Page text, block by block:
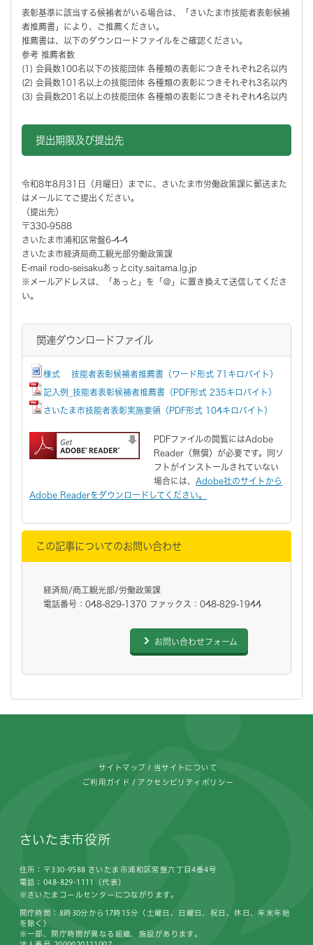
表彰基準に該当する候補者がいる場合は、「さいたま市技能者表彰候補
者推薦書」により、ご推薦ください。
推薦書は、以下のダウンロードファイルをご確認ください。
参考 推薦者数
(1) 会員数100名以下の技能団体 各種類の表彰につきそれぞれ2名以内
(2) 会員数101名以上の技能団体 各種類の表彰につきそれぞれ3名以内
(3) 会員数201名以上の技能団体 各種類の表彰につきそれぞれ4名以内
提出期限及び提出先
令和8年8月31日（月曜日）までに、さいたま市労働政策課に郵送また
はメールにてご提出ください。
（提出先）
〒330-9588
さいたま市浦和区常盤6-4-4
さいたま市経済局商工観光部労働政策課
E-mail rodo-seisakuあっとcity.saitama.lg.jp
※メールアドレスは、「あっと」を「＠」に置き換えて送信してくださ
い。
関連ダウンロードファイル
様式 技能者表彰候補者推薦書（ワード形式 71キロバイト）
記入例_技能者表彰候補者推薦書（PDF形式 235キロバイト）
さいたま市技能者表彰実施要領（PDF形式 104キロバイト）
PDFファイルの閲覧にはAdobe
Reader（無償）が必要です。同ソ
フトがインストールされていない
場合には、 Adobe社のサイトから
Adobe Readerをダウンロードしてください。
この記事についてのお問い合わせ
経済局/商工観光部/労働政策課
電話番号：048-829-1370 ファックス：048-829-1944
お問い合わせフォーム
サイトマップ 当サイトについて
ご利用ガイド アクセシビリティポリシー
さいたま市役所
住所：〒330-9588 さいたま市浦和区常盤六丁目4番4号
電話：048-829-1111（代表）
※さいたまコールセンターにつながります。
開庁時間：8時30分から17時15分（土曜日、日曜日、祝日、休日、年末年始
を除く）
※一部、開庁時間が異なる組織、施設があります。